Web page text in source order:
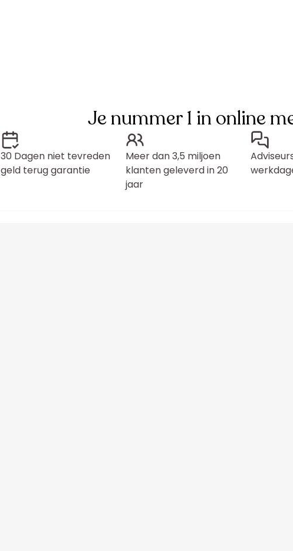
Je nummer 1 in online
30 Dagen niet tevreden
geld terug garantie
Meer dan 3,5 miljoen
klanten geleverd in 20
jaar